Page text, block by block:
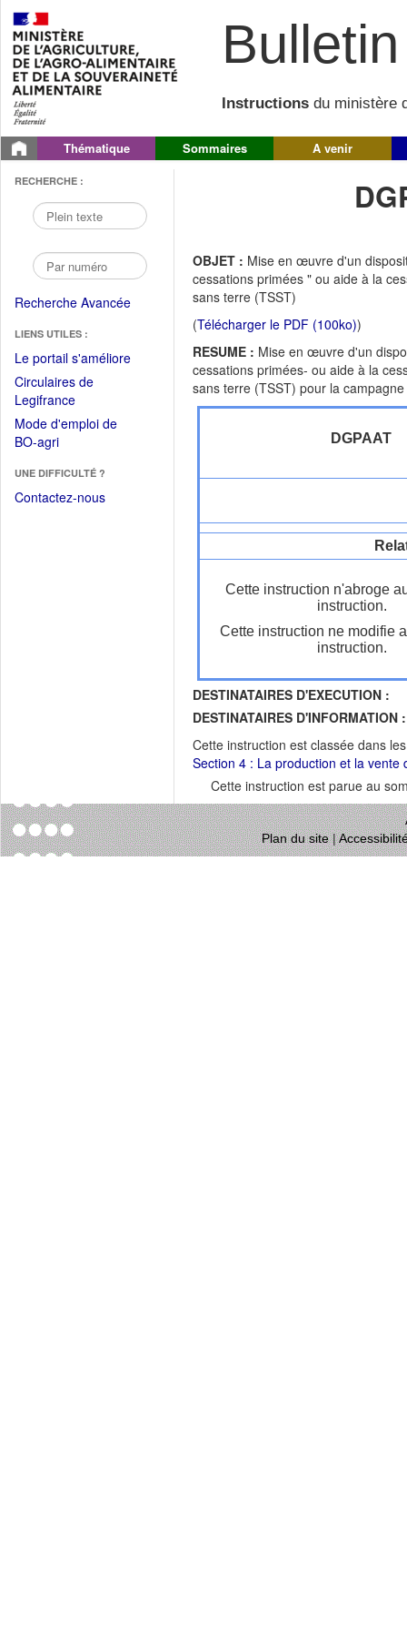
Instructions du ministère
Thématique Sommaires A venir
RECHERCHE :
Recherche Avancée
LIENS UTILES :
Le portail s'améliore(Fichier
Circulaires de
Legifrance(Ouvrir
dans
une
fenêtre)
Mode d'emploi de
BO-agri(Ouvrir
une
nouvelle
UNE DIFFICULTÉ ?
Contactez-nous
OBJET : Mise en œuvre d'un
cessations primées " ou aide à la
sans terre (TSST)
(Télécharger le PDF (100ko))
RESUME : Mise en œuvre d'un
cessations primées- ou aide à la
sans terre (TSST) pour la
DGPAAT
Cette instruction n'abroge
instruction.
Cette instruction ne modifie
instruction.
DESTINATAIRES D'EXECUTION :
DESTINATAIRES D'INFORMATION :
Cette instruction est classée dans
Section 4 : La production et la vente
Cette instruction est parue au
Plan du site|